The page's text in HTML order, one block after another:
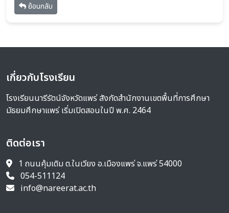
ย้อนกลับ
เกี่ยวกับโรงเรียน
โรงเรียนนารีรัตน์จังหวัดแพร่ สังกัดสำนักงานเขตพื้นที่การศึกษา
มัธยมศึกษาแพร่ เริ่มเปิดสอนในปี พ.ศ. 2464
ติดต่อเรา
1 ถนนคุ้มเดิม ต.ในเวียง อ.เมืองแพร่ จ.แพร่ 54000
054-511124
info@nareerat.ac.th